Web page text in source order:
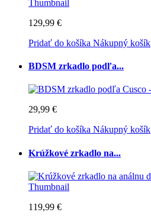
129,99 €
Pridať do košíka Nákupný košík
BDSM zrkadlo podľa...
29,99 €
Pridať do košíka Nákupný košík
Krúžkové zrkadlo na...
119,99 €